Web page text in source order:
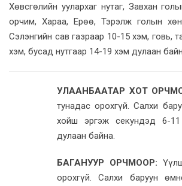
Хөвсгөлийн уулархаг нутаг, Завхан
орчим, Хараа, Ерөө, Тэрэлж голын
Сэлэнгийн сав газраар 10-15 хэм, говь,
хэм, бусад нутгаар 14-19 хэм дулаан
УЛААНБААТАР ХОТ
тунадас орохгүй. Салхи
хойш эргэж секундэд 6-
дулаан байна.
БАГАНУУР ОРЧМООР:
орохгүй. Салхи баруун